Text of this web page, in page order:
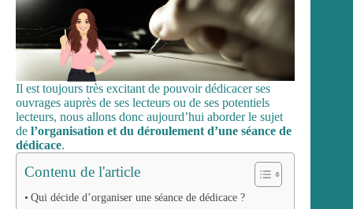
Il est toujours très excitant de pouvoir dédicacer ses
ouvrages auprès de ses lecteurs ou de ses potentiels
lecteurs, nous allons donc aujourd’hui aborder le sujet
de l’organisation et du déroulement d’une séance de
dédicace.
Contenu de l'article
Qui décide d’organiser une séance de dédicace ?